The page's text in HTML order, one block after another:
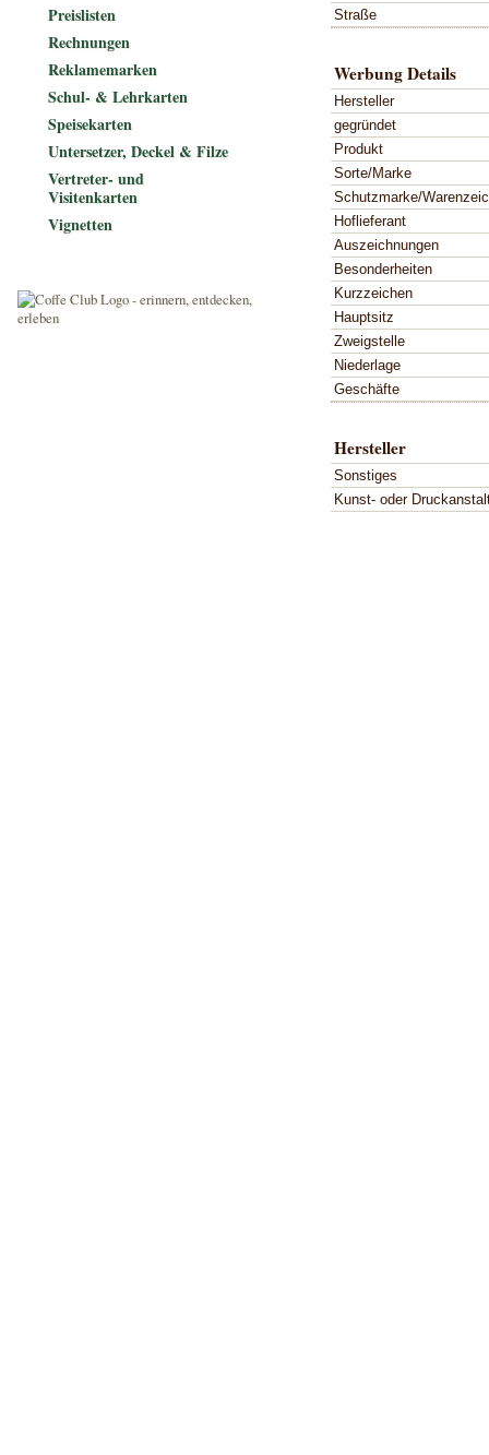
Straße
Werbung Details
Hersteller
gegründet
Produkt
Sorte/Marke
Schutzmarke/
Hoflieferant
Auszeichnungen
Besonderheiten
Kurzzeichen
Hauptsitz
Zweigstelle
Niederlage
Geschäfte
Hersteller
Sonstiges
Kunst- oder
Preislisten
Rechnungen
Reklamemarken
Schul- & Lehrkarten
Speisekarten
Untersetzer, Deckel & Filze
Vertreter- und
Visitenkarten
Vignetten